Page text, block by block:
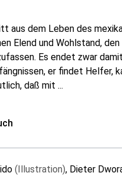
aus dem Leben des
Elend und Wohlstand,
Es endet zwar
er findet Helfer,
daß mit ...
(Illustration), Dieter